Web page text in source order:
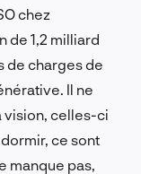
chez
de 1,2 milliard
de charges de
Il ne
vision, celles-ci
ce sont
manque pas,